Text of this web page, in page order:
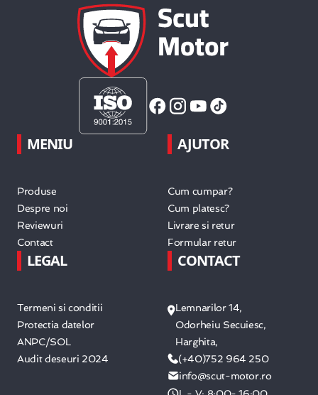
MENIU
Produse
Despre noi
Reviewuri
Contact
AJUTOR
Cum cumpar?
Cum platesc?
Livrare si retur
Formular retur
LEGAL
Termeni si conditii
Protectia datelor
ANPC/SOL
Audit deseuri 2024
CONTACT
Lemnarilor 14,
Odorheiu Secuiesc,
Harghita,
(+40)752 964 250
info@scut-motor.ro